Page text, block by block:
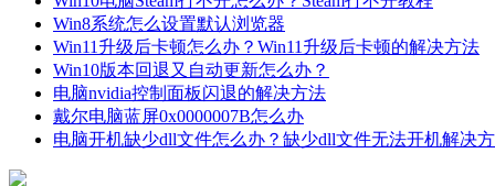
Win8系统怎么设置默认浏览器
Win11升级后卡顿怎么办？Win11升级后卡顿的解决方法
Win10版本回退又自动更新怎么办？
电脑nvidia控制面板闪退的解决方法
戴尔电脑蓝屏0x0000007B怎么办
电脑开机缺少dll文件怎么办？缺少dll文件无法开机解决